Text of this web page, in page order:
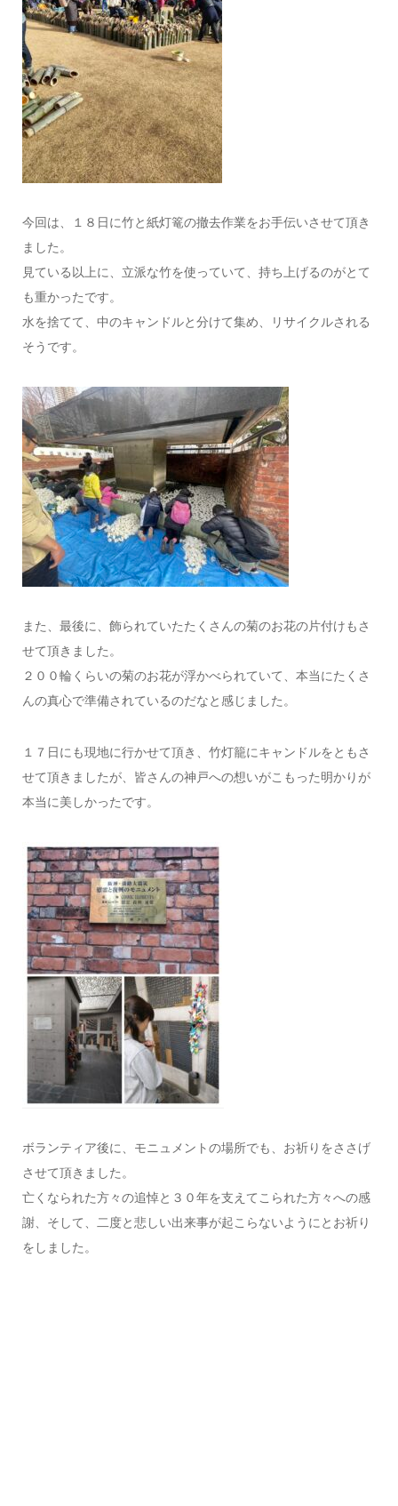
今回は、１８日に竹と紙灯篭の撤去作業をお手伝いさせて頂き
ました。
見ている以上に、立派な竹を使っていて、持ち上げるのがとて
も重かったです。
水を捨てて、中のキャンドルと分けて集め、リサイクルされる
そうです。
また、最後に、飾られていたたくさんの菊のお花の片付けもさ
せて頂きました。
２００輪くらいの菊のお花が浮かべられていて、本当にたくさ
んの真心で準備されているのだなと感じました。
１７日にも現地に行かせて頂き、竹灯籠にキャンドルをともさ
せて頂きましたが、皆さんの神戸への想いがこもった明かりが
本当に美しかったです。
ボランティア後に、モニュメントの場所でも、お祈りをささげ
させて頂きました。
亡くなられた方々の追悼と３０年を支えてこられた方々への感
謝、そして、二度と悲しい出来事が起こらないようにとお祈り
をしました。